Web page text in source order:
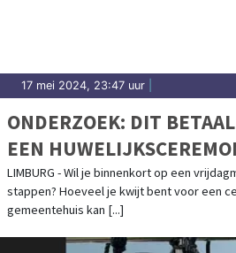
17 mei 2024, 23:47 uur
ONDERZOEK: DIT
EEN
LIMBURG - Wil je binnenkort op een
stappen? Hoeveel je kwijt bent voor een
gemeentehuis kan [...]